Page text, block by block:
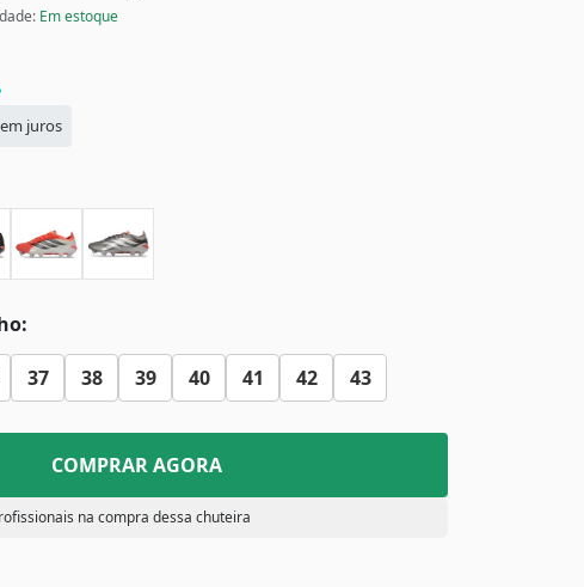
Em estoque
juros
37 38 39 40 41 42 43
COMPRAR AGORA
na compra dessa chuteira